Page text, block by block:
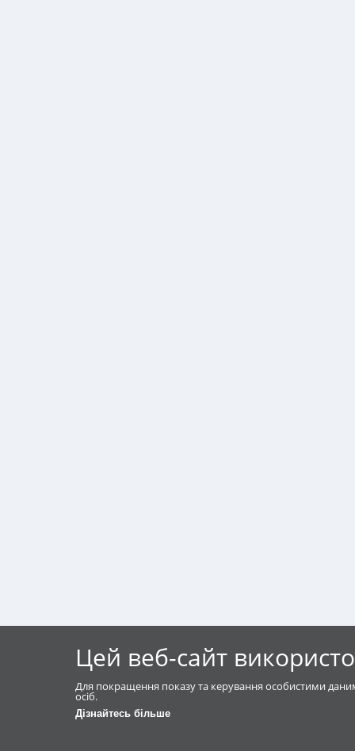
Цей веб-сайт
Для покращення показу та керування особистими
осіб.
Дізнайтесь більше